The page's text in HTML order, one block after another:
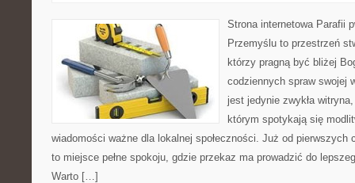
Strona internetowa Parafii
Przemyślu to przestrzeń
którzy pragną być bliżej
codziennych spraw swojej
jest jedynie zwykła
którym spotykają się
wiadomości ważne dla lokalnej społeczności. Już od pierwszych
to miejsce pełne spokoju, gdzie przekaz ma prowadzić do
Warto […]